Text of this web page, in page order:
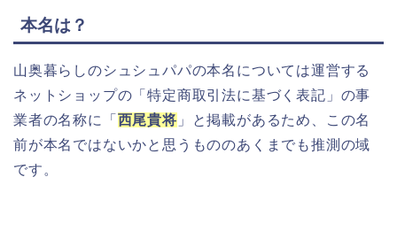
本名は？
山奥暮らしのシュシュパパの本名については運営する
ネットショップの「特定商取引法に基づく表記」の事
業者の名称に「 西尾貴将 」と掲載があるため、この名
前が本名ではないかと思うもののあくまでも推測の域
です。